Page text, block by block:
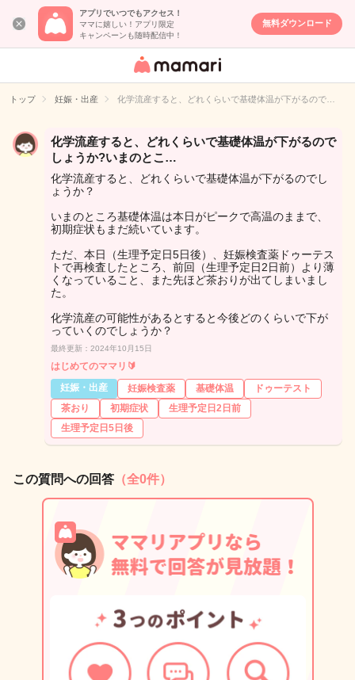
アプリでいつでもアクセス！
ママに嬉しい！アプリ限定
キャンペーンも随時配信中！
無料ダウンロード
女性専用匿名QA
イト
トップ 妊娠・出産 化学流産すると、どれくらいで基礎体温が下がるので…
化学流産すると、どれくらいで基礎体温が下がるので
しょうか?いまのとこ…
化学流産すると、どれくらいで基礎体温が下がるのでし
ょうか？
いまのところ基礎体温は本日がピークで高温のままで、
初期症状もまだ続いています。
ただ、本日（生理予定日5日後）、妊娠検査薬ドゥーテス
トで再検査したところ、前回（生理予定日2日前）より薄
くなっていること、また先ほど茶おりが出てしまいまし
た。
化学流産の可能性があるとすると今後どのくらいで下が
っていくのでしょうか？
最終更新：2024年10月15日
はじめてのママリ🔰
妊娠・出産
妊娠検査薬 基礎体温
ドゥーテスト
茶おり
初期症状
生理予定日2日前
生理予定日5日後
この質問への回答 （全0件）